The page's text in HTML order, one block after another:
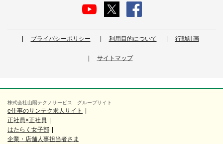
プライバシーポリシー 利用目的について 行動計画
サイトマップ
株式会社山陽テクノサービス グループサイト
e仕事のサンテク求人サイト
正社員×正社員
はたらく女子部
企業・店舗人事担当者さま